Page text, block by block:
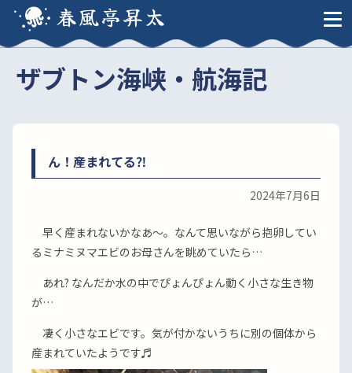
春風亭昇太
ザブトン海峡・航海記
ん！産まれてる⁈
2024年7月6日
早く産まれないかなあ〜。なんて思いながら抱卵してい
るミナミヌマエビのお母さんを眺めていたら…
あれ? なんだか水の中でぴょんぴょん動く小さな生き物
が…
凄く小さなエビです。気が付かないうちに別の個体から
産まれていたようです♬